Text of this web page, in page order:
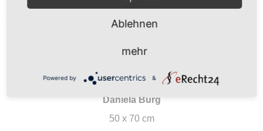
BLEISTIFT „SAXOPHON“
Daniela Burg
50 x 70 cm
Ablehnen
mehr
Powered by &